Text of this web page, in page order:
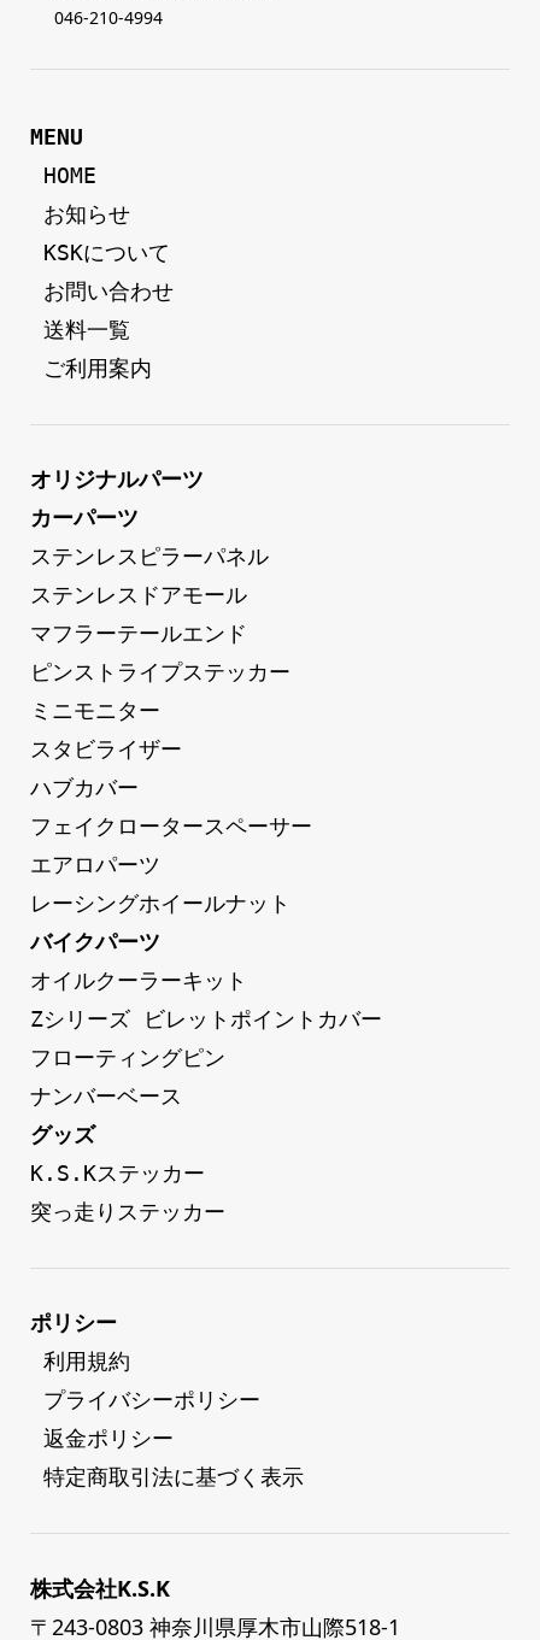
046-210-4994
MENU
HOME
お知らせ
KSKについて
お問い合わせ
送料一覧
ご利用案内
オリジナルパーツ
カーパーツ
ステンレスピラーパネル
ステンレスドアモール
マフラーテールエンド
ピンストライプステッカー
ミニモニター
スタビライザー
ハブカバー
フェイクロータースペーサー
エアロパーツ
レーシングホイールナット
バイクパーツ
オイルクーラーキット
Zシリーズ ビレットポイントカバー
フローティングピン
ナンバーベース
グッズ
K.S.Kステッカー
突っ走りステッカー
ポリシー
利用規約
プライバシーポリシー
返金ポリシー
特定商取引法に基づく表示
株式会社K.S.K
〒243-0803 神奈川県厚木市山際518-1